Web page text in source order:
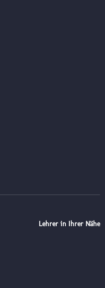
Lehrer in Ihrer Nähe